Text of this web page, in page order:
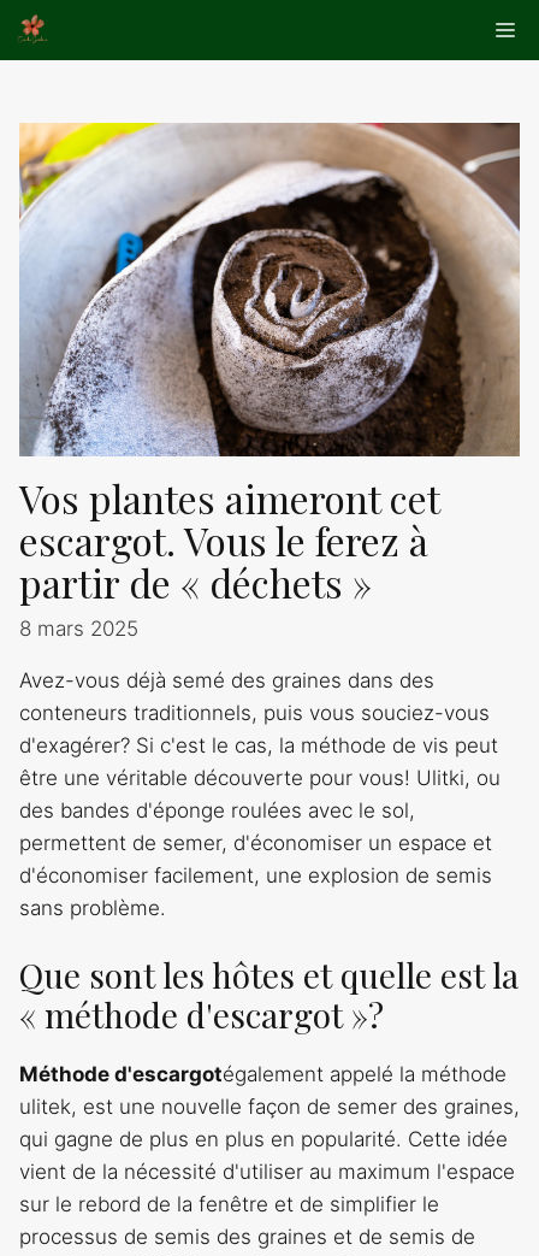
Aller
au
Vos plantes aimeront cet
escargot. Vous le ferez à
partir de « déchets »
8 mars 2025
Avez-vous déjà semé des graines dans des
conteneurs traditionnels, puis vous souciez-vous
d'exagérer? Si c'est le cas, la méthode de vis peut
être une véritable découverte pour vous! Ulitki, ou
des bandes d'éponge roulées avec le sol,
permettent de semer, d'économiser un espace et
d'économiser facilement, une explosion de semis
sans problème.
Que sont les hôtes et quelle est la
« méthode d'escargot »?
Méthode d'escargotégalement appelé la méthode
ulitek, est une nouvelle façon de semer des graines,
qui gagne de plus en plus en popularité. Cette idée
vient de la nécessité d'utiliser au maximum l'espace
sur le rebord de la fenêtre et de simplifier le
processus de semis des graines et de semis de